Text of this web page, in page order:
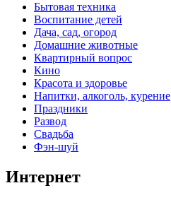
Бытовая техника
Воспитание детей
Дача, сад, огород
Домашние животные
Квартирный вопрос
Кино
Красота и здоровье
Напитки, алкоголь, курение
Праздники
Развод
Свадьба
Фэн-шуй
Интернет